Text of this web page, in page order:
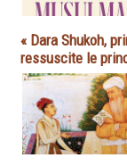
« Dara Shukoh,
ressuscite le